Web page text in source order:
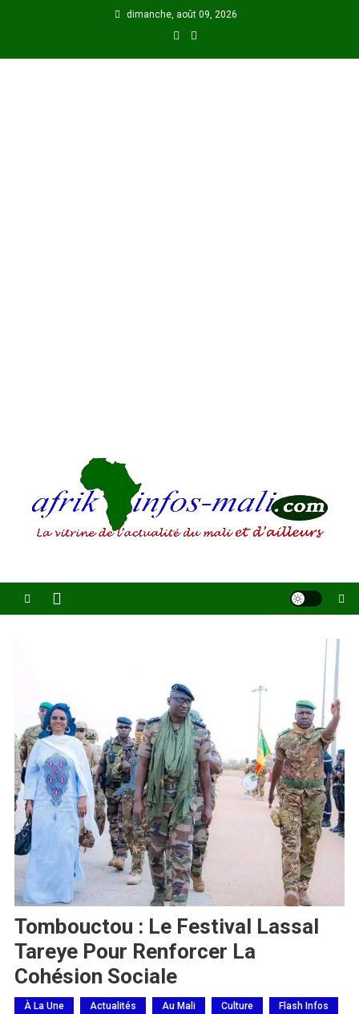
dimanche, août 09, 2026
Tombouctou : Le Festival Lassal
Tareye Pour Renforcer La
Cohésion Sociale
À La Une Actualités Au Mali Culture
Flash Infos